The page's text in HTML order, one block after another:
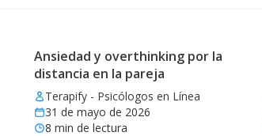
Ansiedad y overthinking por la
distancia en la pareja
Terapify - Psicólogos en Línea
31 de mayo de 2026
8 min de lectura